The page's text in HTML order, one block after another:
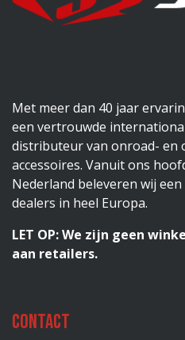
Met meer dan 40 jaar
een vertrouwde
distributeur van onroad- en
accessoires. Vanuit ons
Nederland beleveren wij
dealers in heel Europa.
LET OP: We zijn geen
aan retailers.
Contact